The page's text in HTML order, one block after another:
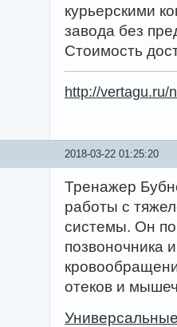
курьерскими
завода без
Стоимость
http://vertagu.ru/
2018-03-22 01:25:20
Тренажер
работы с
системы. Он
позвоночника
отеков и